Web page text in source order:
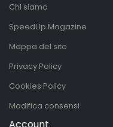
Chi siamo
SpeedUp Magazine
Mappa del sito
Privacy Policy
Cookies Policy
Modifica consensi
Account